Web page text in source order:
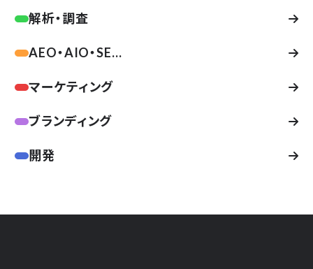
解析・調査
AEO・AIO・SE...
マーケティング
ブランディング
開発